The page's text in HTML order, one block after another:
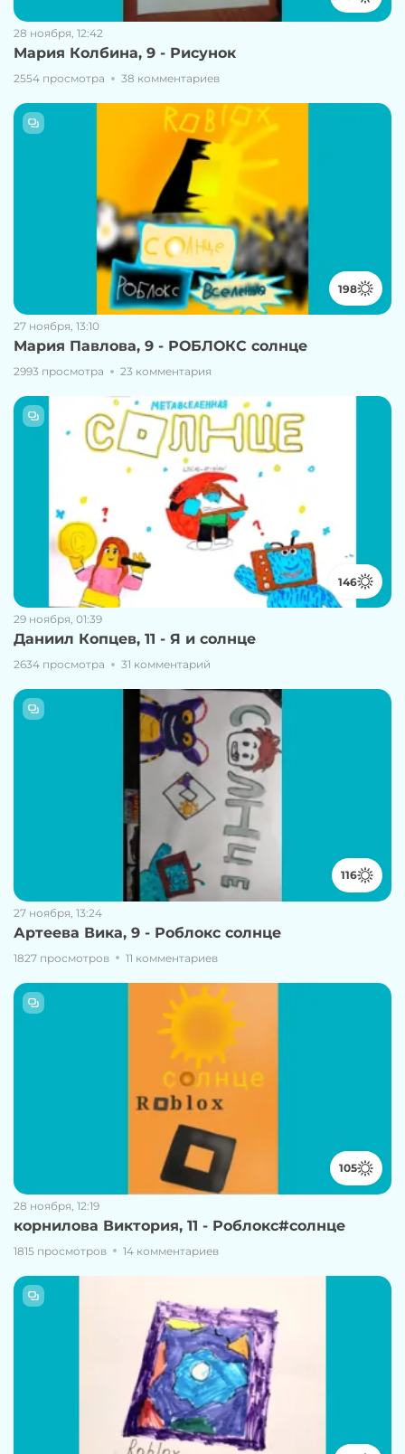
28 ноября, 12:42
Мария Колбина, 9 - Рисунок
2554 просмотра 38 комментариев
198
27 ноября, 13:10
Мария Павлова, 9 - РОБЛОКС солнце
2993 просмотра 23 комментария
146
29 ноября, 01:39
Даниил Копцев, 11 - Я и солнце
2634 просмотра 31 комментарий
116
27 ноября, 13:24
Артеева Вика, 9 - Роблокс солнце
1827 просмотров 11 комментариев
105
28 ноября, 12:19
корнилова Виктория, 11 - Роблокс#солнце
1815 просмотров 14 комментариев